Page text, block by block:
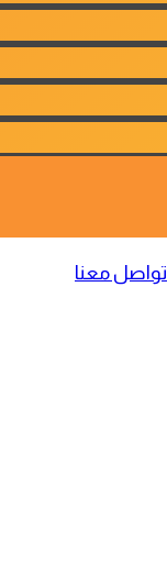
تواصل معنا